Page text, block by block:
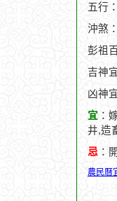
五行
沖煞
彭祖
吉神
凶神
宜 ：
井,造
忌 ：
農民曆